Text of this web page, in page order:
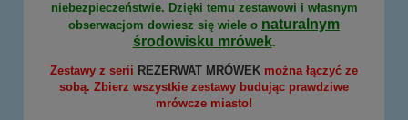
niebezpieczeństwie. Dzięki temu zestawowi i własnym
obserwacjom dowiesz się wiele o naturalnym
środowisku mrówek.
Zestawy z serii REZERWAT MRÓWEK można łączyć ze
sobą. Zbierz wszystkie zestawy budując prawdziwe
mrówcze miasto!